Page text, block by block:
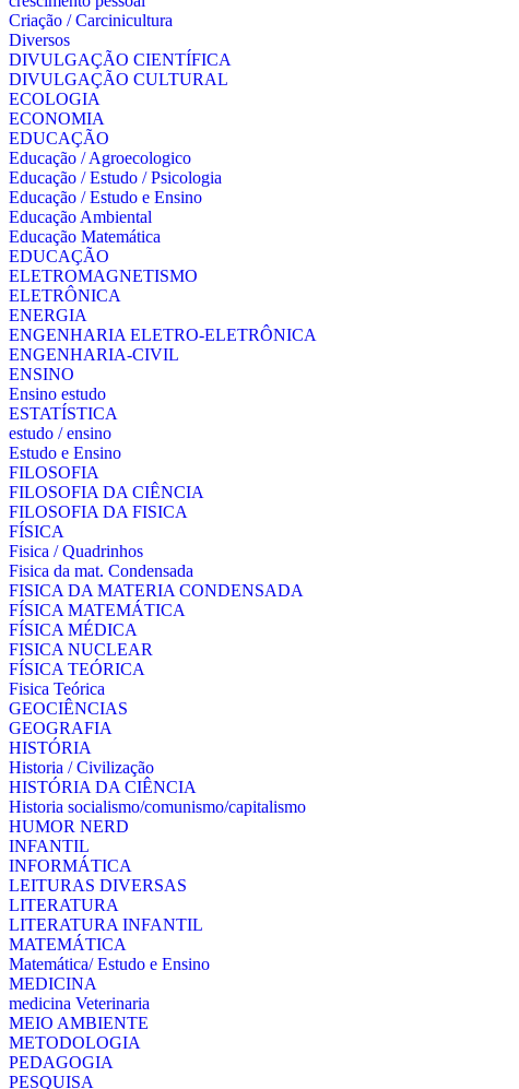
Criação / Carcinicultura
Diversos
DIVULGAÇÃO CIENTÍFICA
DIVULGAÇÃO CULTURAL
ECOLOGIA
ECONOMIA
EDUCAÇÃO
Educação / Agroecologico
Educação / Estudo / Psicologia
Educação / Estudo e Ensino
Educação Ambiental
Educação Matemática
EDUCAÇÃO
ELETROMAGNETISMO
ELETRÔNICA
ENERGIA
ENGENHARIA ELETRO-ELETRÔNICA
ENGENHARIA-CIVIL
ENSINO
Ensino estudo
ESTATÍSTICA
estudo / ensino
Estudo e Ensino
FILOSOFIA
FILOSOFIA DA CIÊNCIA
FILOSOFIA DA FISICA
FÍSICA
Fisica / Quadrinhos
Fisica da mat. Condensada
FISICA DA MATERIA CONDENSADA
FÍSICA MATEMÁTICA
FÍSICA MÉDICA
FISICA NUCLEAR
FÍSICA TEÓRICA
Fisica Teórica
GEOCIÊNCIAS
GEOGRAFIA
HISTÓRIA
Historia / Civilização
HISTÓRIA DA CIÊNCIA
Historia socialismo/comunismo/capitalismo
HUMOR NERD
INFANTIL
INFORMÁTICA
LEITURAS DIVERSAS
LITERATURA
LITERATURA INFANTIL
MATEMÁTICA
Matemática/ Estudo e Ensino
MEDICINA
medicina Veterinaria
MEIO AMBIENTE
METODOLOGIA
PEDAGOGIA
PESQUISA